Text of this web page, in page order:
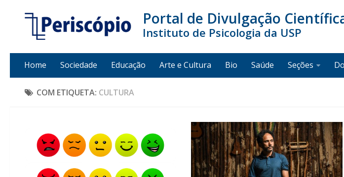
Portal de Divulgação
Instituto de Psicologia da USP
Home Sociedade Educação Arte e Cultura Bio Saúde Seções
COM ETIQUETA: CULTURA